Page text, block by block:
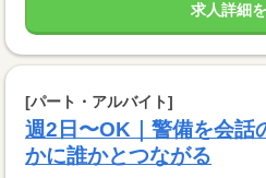
求人詳細
[パート・アルバイト]
週2日〜OK｜警備を会話
かに誰かとつながる